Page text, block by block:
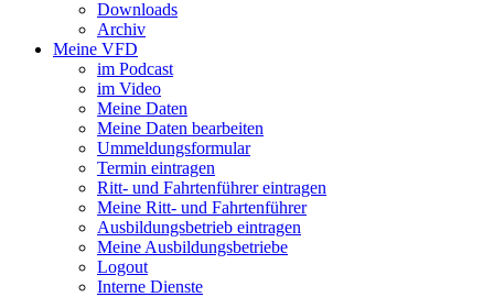
Downloads
Archiv
Meine VFD
im Podcast
im Video
Meine Daten
Meine Daten bearbeiten
Ummeldungsformular
Termin eintragen
Ritt- und Fahrtenführer eintragen
Meine Ritt- und Fahrtenführer
Ausbildungsbetrieb eintragen
Meine Ausbildungsbetriebe
Logout
Interne Dienste